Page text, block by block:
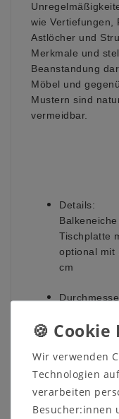
wie Vertiefungen,
Astlöcher und
Merkmale und
Beanstandung
Möbel und
Mustern sind
vermeidbar.
Details:
Tischplatte
optional mit
cm
Höhe: 75
Holzart:
Wir verwenden
Technologien
verarbeiten
Besucher:innen